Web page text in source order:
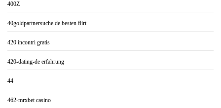
400Z
40goldpartnersuche.de besten flirt
420 incontri gratis
420-dating-de erfahrung
44
462-mrxbet casino